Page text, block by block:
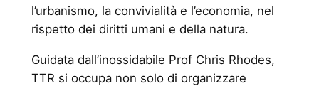
l’urbanismo, la convivialità e l’economia, nel
rispetto dei diritti umani e della natura.
Guidata dall’inossidabile Prof Chris Rhodes,
TTR si occupa non solo di organizzare